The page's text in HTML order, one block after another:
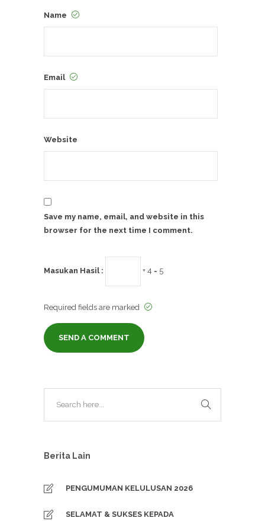
Name
Email
Website
Save my name, email, and website in this
browser for the next time I comment.
Masukan Hasil : + 4 = 5
Required fields are marked
Berita Lain
PENGUMUMAN KELULUSAN 2026
SELAMAT & SUKSES KEPADA